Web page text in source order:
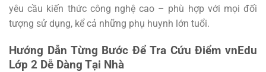
yêu cầu kiến thức công nghệ cao – phù hợp với mọi đối
tượng sử dụng, kể cả những phụ huynh lớn tuổi.
Hướng Dẫn Từng Bước Để Tra Cứu Điểm vnEdu
Lớp 2 Dễ Dàng Tại Nhà